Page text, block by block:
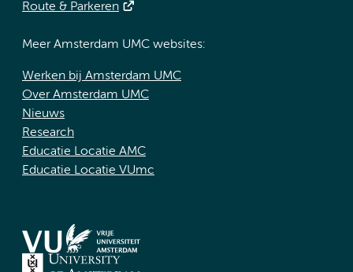
Route & Parkeren
Meer Amsterdam UMC websites:
Werken bij Amsterdam UMC
Over Amsterdam UMC
Nieuws
Research
Educatie Locatie AMC
Educatie Locatie VUmc